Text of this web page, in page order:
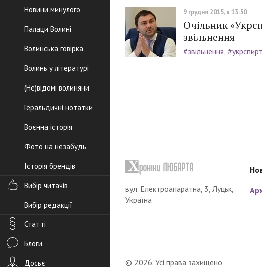
Новини минулого
Палаци Волині
Волинська говірка
Волинь у літературі
(Не)відомі волиняни
Геральдичні нотатки
Воєнна історія
Фото на незабудь
Історія брендів
Вибір читачів
Вибір редакції
Статті
Блоги
Досьє
9 грудня 2015, в 13:50
Очільник
звільнення
#звільнення #укрспирт
вул. Електроапаратна, 3, Луцьк,
Україна
© 2026. Усі права захищено